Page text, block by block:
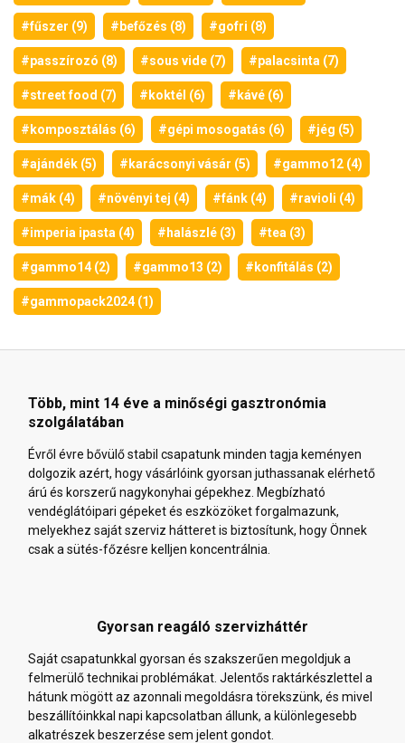
#fűszer (9) #befőzés (8) #gofri (8)
#passzírozó (8) #sous vide (7) #palacsinta (7)
#street food (7) #koktél (6) #kávé (6)
#komposztálás (6) #gépi mosogatás (6) #jég (5)
#ajándék (5) #karácsonyi vásár (5) #gammo12 (4)
#mák (4) #növényi tej (4) #fánk (4) #ravioli (4)
#imperia ipasta (4) #halászlé (3) #tea (3)
#gammo14 (2) #gammo13 (2) #konfitálás (2)
#gammopack2024 (1)
Több, mint 14 éve a minőségi gasztronómia
szolgálatában
Évről évre bővülő stabil csapatunk minden tagja keményen
dolgozik azért, hogy vásárlóink gyorsan juthassanak elérhető
árú és korszerű nagykonyhai gépekhez. Megbízható
vendéglátóipari gépeket és eszközöket forgalmazunk,
melyekhez saját szerviz hátteret is biztosítunk, hogy Önnek
csak a sütés-főzésre kelljen koncentrálnia.
Gyorsan reagáló szervizháttér
Saját csapatunkkal gyorsan és szakszerűen megoldjuk a
felmerülő technikai problémákat. Jelentős raktárkészlettel a
hátunk mögött az azonnali megoldásra törekszünk, és mivel
beszállítóinkkal napi kapcsolatban állunk, a különlegesebb
alkatrészek beszerzése sem jelent gondot.